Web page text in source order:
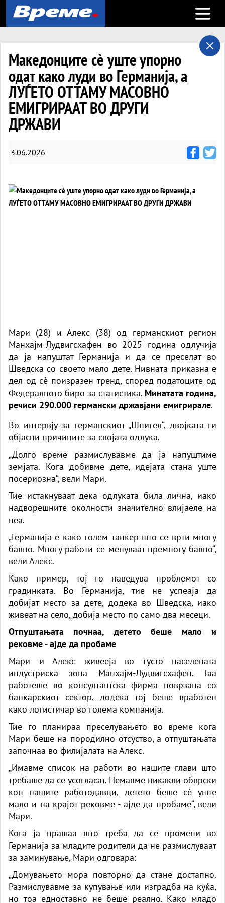
Open
Македонците сè уште упорно
одат како луди во Германија, а
ЛУЃЕТО ОТТАМУ МАСОВНО
ЕМИГРИРААТ ВО ДРУГИ
ДРЖАВИ
3.06.2026
Мари (28) и Алекс (38) од германскиот регион
Манхајм-Лудвигсхафен во 2025 година одлучија
да ја напуштат Германија и да се преселат во
Шведска со своето мало дете. Нивната приказна е
дел од сè поизразен тренд, според податоците од
Федералното биро за статистика. Минатата година,
речиси 290.000 германски државјани емигрирале.
Во интервју за германскиот „Шпигел“, двојката ги
објасни причините за својата одлука.
„Долго време размислувавме да ја напуштиме
земјата. Кога добивме дете, идејата стана уште
посериозна“, вели Мари.
Тие истакнуваат дека одлуката била лична, иако
надворешните околности значително влијаеле на
неа.
„Германија е како голем танкер што се врти многу
бавно. Многу работи се менуваат премногу бавно“,
вели Алекс.
Како пример, тој го наведува проблемот со
градинката. Во Германија, тие не успеаја да
добијат место за дете, додека во Шведска, иако
живеат на село, добија место по само два месеци.
Отпуштањата почнаа, детето беше мало и
рековме - ајде да пробаме
Мари и Алекс живееја во густо населената
индустриска зона Манхајм-Лудвигсхафен. Таа
работеше во консултантска фирма поврзана со
банкарскиот сектор, додека тој беше вработен
како логистичар во голема компанија.
Тие го планираа преселувањето во време кога
Мари беше на породилно отсуство, а отпуштањата
започнаа во филијалата на Алекс.
„Имавме список на работи во нашите глави што
требаше да се усогласат. Немавме никакви обврски
кон нашите работодавци, детето беше сè уште
мало и на крајот рековме - ајде да пробаме“, вели
Мари.
Кога ја прашаа што треба да се промени во
Германија за младите родители да не размислуваат
за заминување, Мари одговара:
„Домувањето мора повторно да стане достапно.
Размислувавме за купување или изградба на куќа,
но тоа едноставно не беше реално. Како младо